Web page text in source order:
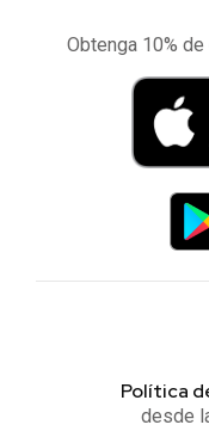
Obtenga 10%
Política
desde